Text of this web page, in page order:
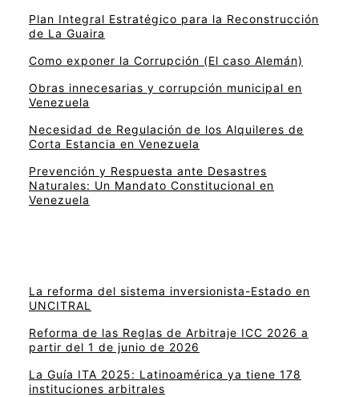
Plan Integral Estratégico para la Reconstrucción
de La Guaira
Como exponer la Corrupción (El caso Alemán)
Obras innecesarias y corrupción municipal en
Venezuela
Necesidad de Regulación de los Alquileres de
Corta Estancia en Venezuela
Prevención y Respuesta ante Desastres
Naturales: Un Mandato Constitucional en
Venezuela
La reforma del sistema inversionista-Estado en
UNCITRAL
Reforma de las Reglas de Arbitraje ICC 2026 a
partir del 1 de junio de 2026
La Guía ITA 2025: Latinoamérica ya tiene 178
instituciones arbitrales